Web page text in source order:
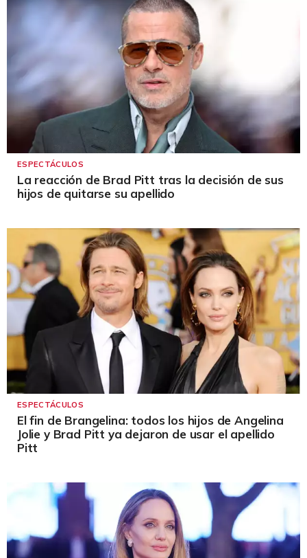
ESPECTÁCULOS
La reacción de Brad Pitt tras la decisión de sus
hijos de quitarse su apellido
ESPECTÁCULOS
El fin de Brangelina: todos los hijos de Angelina
Jolie y Brad Pitt ya dejaron de usar el apellido
Pitt